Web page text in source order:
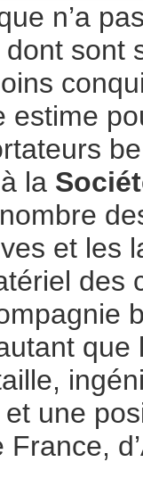
n’a
sont
estime
la
et les
des
que
une
France,